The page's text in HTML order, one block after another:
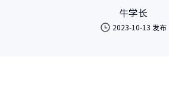
牛学长
2023-10-13 发布